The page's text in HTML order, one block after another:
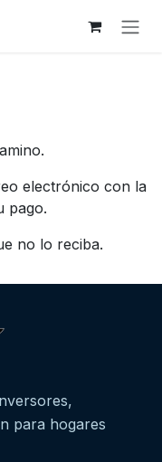
electrónico con la
pago.
no lo reciba.
para hogares